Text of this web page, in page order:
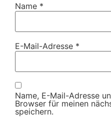
Name *
E-Mail-Adresse *
Name, E-Mail-Adresse
Browser für meinen
speichern.